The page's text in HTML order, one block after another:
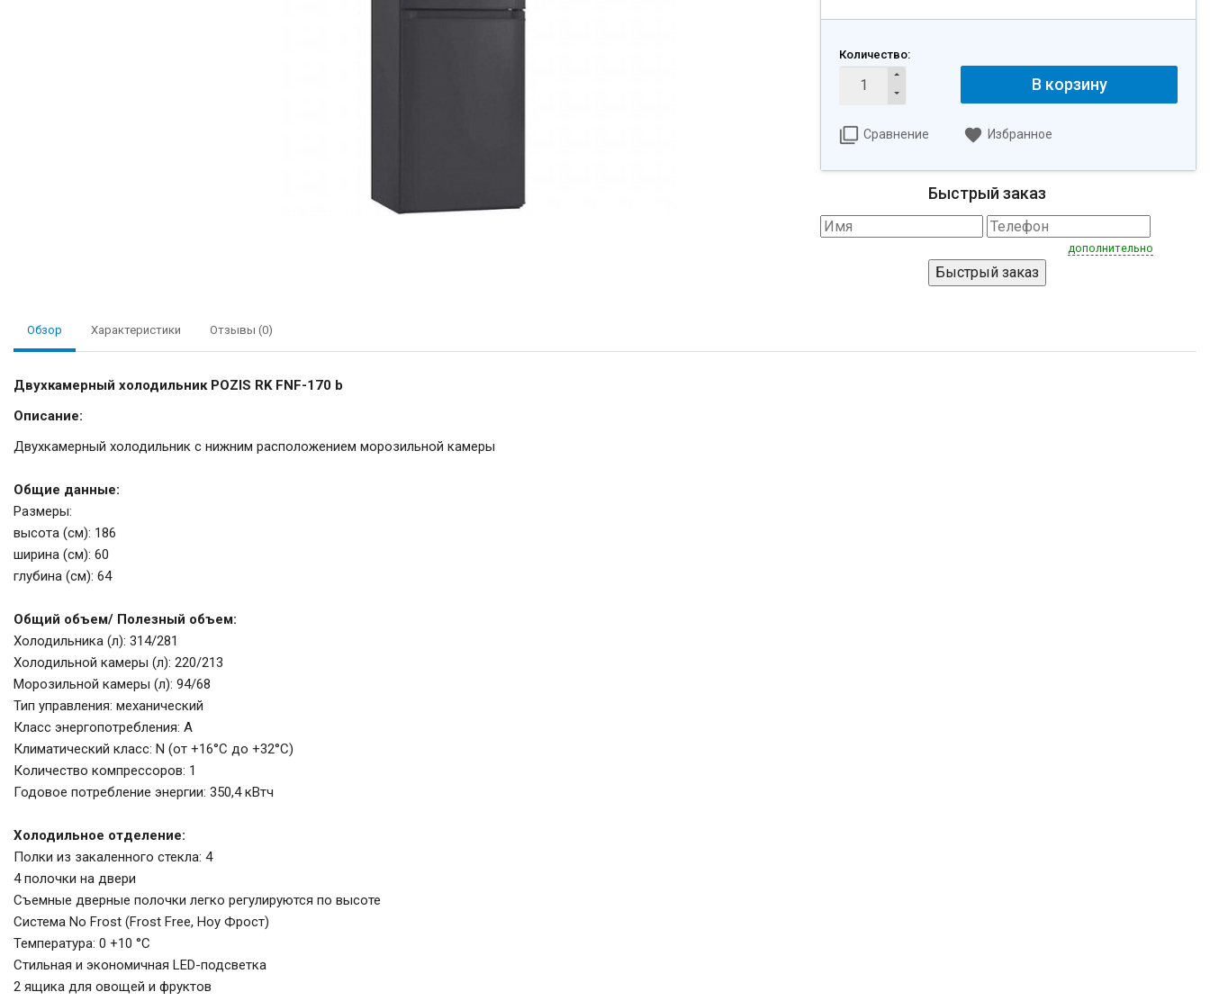
Количество:
В корзину
Сравнение Избранное
Быстрый заказ
дополнительно
Обзор Характеристики Отзывы (0)
Двухкамерный холодильник POZIS RK FNF-170 b
Описание:
Двухкамерный холодильник с нижним расположением морозильной камеры
Общие данные:
Размеры:
высота (см): 186
ширина (см): 60
глубина (см): 64
Общий объем/ Полезный объем:
Холодильника (л): 314/281
Холодильной камеры (л): 220/213
Морозильной камеры (л): 94/68
Тип управления: механический
Класс энергопотребления: A
Климатический класс: N (от +16°С до +32°С)
Количество компрессоров: 1
Годовое потребление энергии: 350,4 кВтч
Холодильное отделение:
Полки из закаленного стекла: 4
4 полочки на двери
Съемные дверные полочки легко регулируются по высоте
Система No Frost (Frost Free, Ноу Фрост)
Температура: 0 +10 °С
Стильная и экономичная LED-подсветка
2 ящика для овощей и фруктов